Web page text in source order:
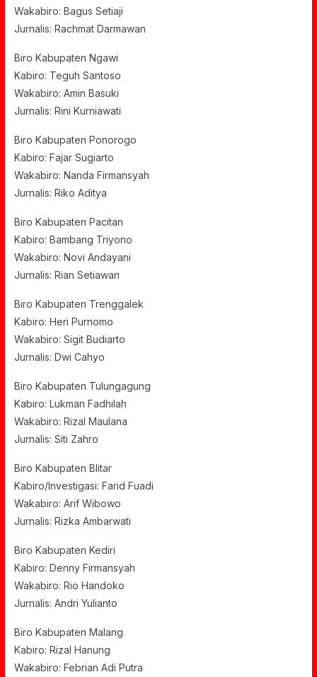
Wakabiro: Bagus Setiaji
Jurnalis: Rachmat Darmawan
Biro Kabupaten Ngawi
Kabiro: Teguh Santoso
Wakabiro: Amin Basuki
Jurnalis: Rini Kurniawati
Biro Kabupaten Ponorogo
Kabiro: Fajar Sugiarto
Wakabiro: Nanda Firmansyah
Jurnalis: Riko Aditya
Biro Kabupaten Pacitan
Kabiro: Bambang Triyono
Wakabiro: Novi Andayani
Jurnalis: Rian Setiawan
Biro Kabupaten Trenggalek
Kabiro: Heri Purnomo
Wakabiro: Sigit Budiarto
Jurnalis: Dwi Cahyo
Biro Kabupaten Tulungagung
Kabiro: Lukman Fadhilah
Wakabiro: Rizal Maulana
Jurnalis: Siti Zahro
Biro Kabupaten Blitar
Kabiro/Investigasi: Farid Fuadi
Wakabiro: Arif Wibowo
Jurnalis: Rizka Ambarwati
Biro Kabupaten Kediri
Kabiro: Denny Firmansyah
Wakabiro: Rio Handoko
Jurnalis: Andri Yulianto
Biro Kabupaten Malang
Kabiro: Rizal Hanung
Wakabiro: Febrian Adi Putra